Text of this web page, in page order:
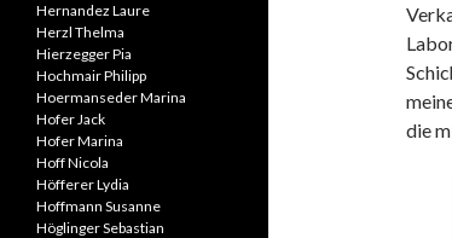
die
Hernandez Laure
Herzl Thelma
Hierzegger Pia
Hochmair Philipp
Hoermanseder Marina
Hofer Jack
Hofer Marina
Hoff Nicola
Höfferer Lydia
Hoffmann Susanne
Höglinger Sebastian